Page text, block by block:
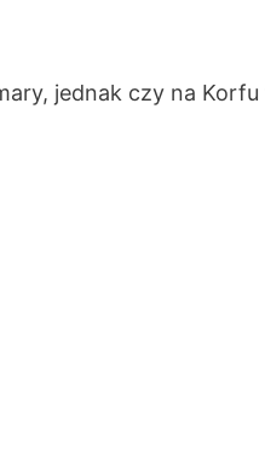
jednak czy na